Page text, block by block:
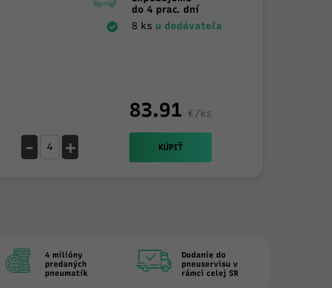
do 4 prac. dní
8 ks u dodávateľa
83.91 €/ks
- + KÚPIŤ
4 milióny
predaných
pneumatík
Dodanie do
pneuservisu v
rámci celej SR